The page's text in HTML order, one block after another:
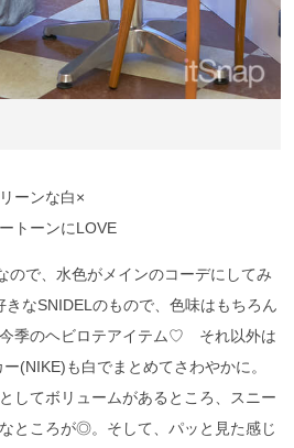
ーンな白×
トーンにLOVE
ので、水色がメインのコーデにしてみ
なSNIDELのもので、色味はもちろん
季のヘビロテアイテム♡ それ以外は
(NIKE)も白でまとめてさわやかに。
してボリュームがあるところ、スニー
ところが◎。そして、パッと見た感じ